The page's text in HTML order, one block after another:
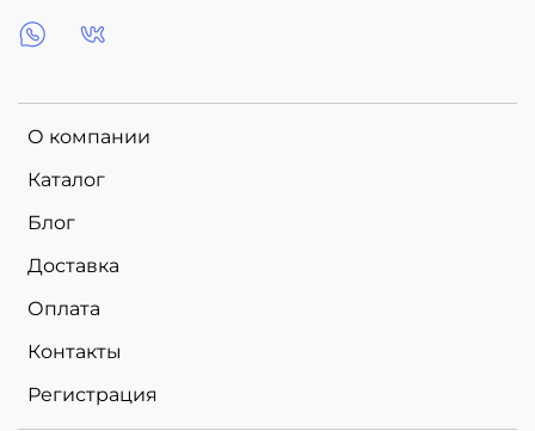
О компании
Каталог
Блог
Доставка
Оплата
Контакты
Регистрация